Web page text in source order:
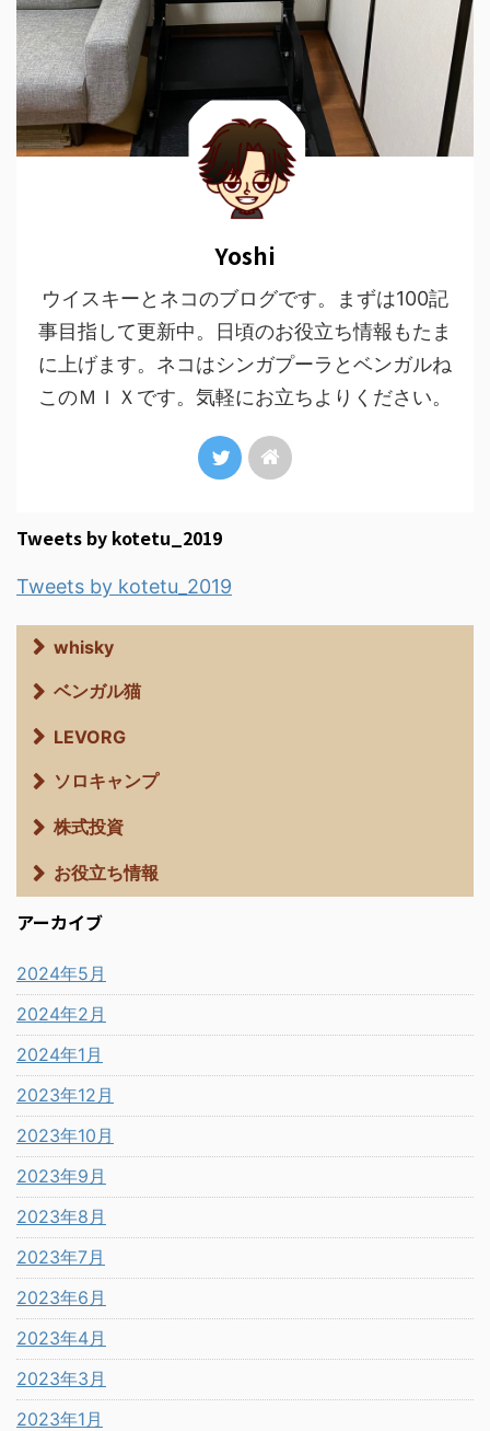
Yoshi
ウイスキーとネコのブログです。まずは100記
事目指して更新中。日頃のお役立ち情報もたま
に上げます。ネコはシンガプーラとベンガルね
このＭＩＸです。気軽にお立ちよりください。
Tweets by kotetu_2019
Tweets by kotetu_2019
whisky
ベンガル猫
LEVORG
ソロキャンプ
株式投資
お役立ち情報
アーカイブ
2024年5月
2024年2月
2024年1月
2023年12月
2023年10月
2023年9月
2023年8月
2023年7月
2023年6月
2023年4月
2023年3月
2023年1月